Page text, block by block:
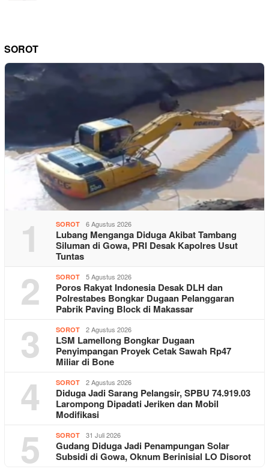
SOROT
1 SOROT 6 Agustus 2026
Lubang Menganga Diduga Akibat Tambang
Siluman di Gowa, PRI Desak Kapolres Usut
Tuntas
2 SOROT 5 Agustus 2026
Poros Rakyat Indonesia Desak DLH dan
Polrestabes Bongkar Dugaan Pelanggaran
Pabrik Paving Block di Makassar
3 SOROT 2 Agustus 2026
LSM Lamellong Bongkar Dugaan
Penyimpangan Proyek Cetak Sawah Rp47
Miliar di Bone
4 SOROT 2 Agustus 2026
Diduga Jadi Sarang Pelangsir, SPBU 74.919.03
Larompong Dipadati Jeriken dan Mobil
Modifikasi
5 SOROT 31 Juli 2026
Gudang Diduga Jadi Penampungan Solar
Subsidi di Gowa, Oknum Berinisial LO Disorot